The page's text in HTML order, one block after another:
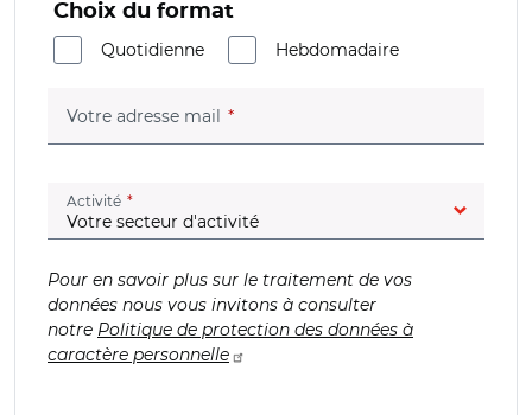
Choix du format
Quotidienne
Hebdomadaire
Votre adresse mail (champ obligatoire)
Activité (champ obligatoire)
Pour en savoir plus sur le traitement de vos
données nous vous invitons à consulter
notre Politique de protection des données à
caractère personnelle